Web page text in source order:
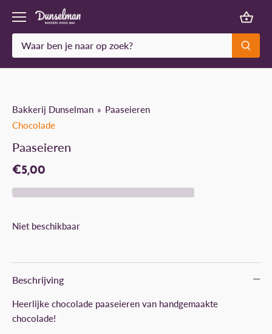
naar
content
Bakkerij Dunselman
Paaseieren
Chocolade
Paaseieren
€5,00
Niet beschikbaar
Beschrijving
Heerlijke chocolade paaseieren van handgemaakte
chocolade!